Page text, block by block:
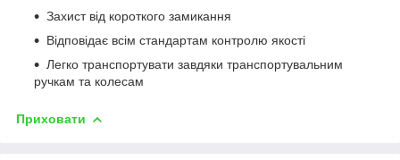
Захист від короткого замикання
Відповідає всім стандартам контролю якості
Легко транспортувати завдяки транспортувальним
ручкам та колесам
Приховати